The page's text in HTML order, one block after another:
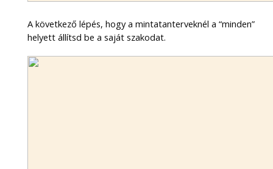
A következő lépés, hogy a mintatanterveknél a “minden”
helyett állítsd be a saját szakodat.